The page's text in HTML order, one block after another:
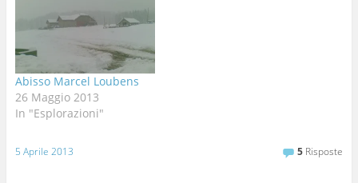
schiarisce e un sms di
sull'alpe a lottare c'è un
sogno di Gianki e noi due
pronti…
Abisso Marcel Loubens
26 Maggio 2013
In "Esplorazioni"
5 Aprile 2013 5 Risposte